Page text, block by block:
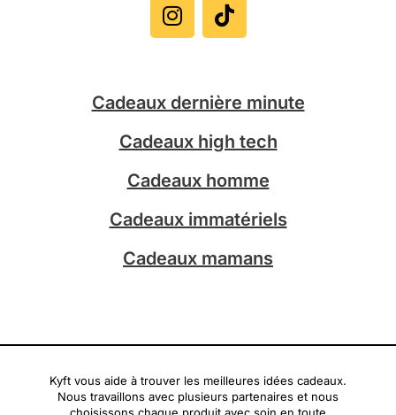
s
t
r
a
m
k
t
Cadeaux dernière minute
Cadeaux high tech
Cadeaux homme
Cadeaux immatériels
Cadeaux mamans
Kyft vous aide à trouver les meilleures idées cadeaux.
Nous travaillons avec plusieurs partenaires et nous